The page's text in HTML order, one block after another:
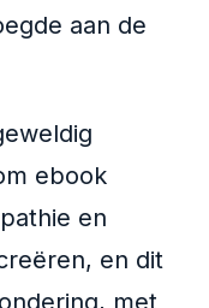
aan de
ebook
en
en dit